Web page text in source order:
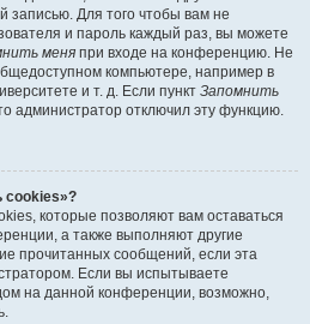
записью. Для того чтобы вам не
и пароль каждый раз, вы можете
меня при входе на конференцию. Не
компьютере, например в
и т. д. Если пункт Запомнить
администратор отключил эту функцию.
cookies»?
которые позволяют вам оставаться
а также выполняют другие
прочитанных сообщений, если эта
Если вы испытываете
на данной конференции, возможно,